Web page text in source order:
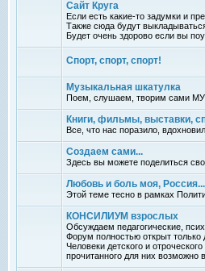
Сайт Круга
Если есть какие-то задумки и
Также сюда будут
Будет очень здорово если вы
Спорт, спорт, спорт!
Музыкальная шкатулка
Поем, слушаем, творим сами
Книги, фильмы, выставки,
Все, что нас поразило,
Создаем сами...
Здесь вы можете поделиться
Любовь и боль моя, Россия...
Этой теме тесно в рамках
КОНСИЛИУМ взрослых
Обсуждаем педагогические,
Форум полностью открыт
Человеки детского и
прочитанного для них